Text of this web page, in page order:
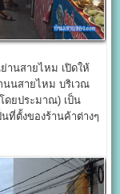
านสายไหม เปิดให้
นนสายไหม บริเวณ
ดยประมาณ) เป็น
ที่ตั้งของร้านค้าต่างๆ